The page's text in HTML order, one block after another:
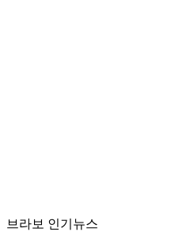
브라보 인기뉴스